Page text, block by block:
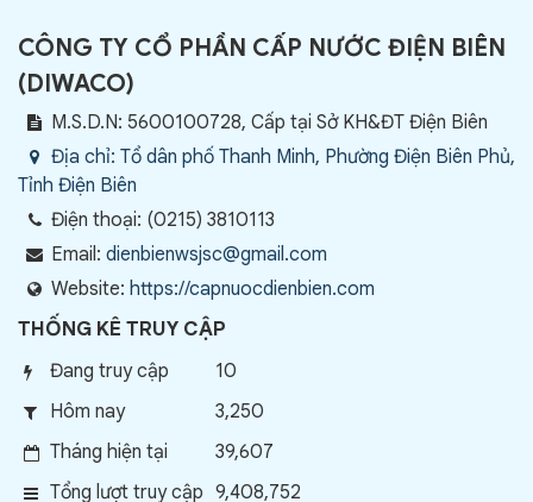
CÔNG TY CỔ PHẦN CẤP NƯỚC ĐIỆN BIÊN
(DIWACO)
M.S.D.N: 5600100728, Cấp tại Sở KH&ĐT Điện Biên
Địa chỉ: Tổ dân phố Thanh Minh, Phường Điện Biên Phủ,
Tỉnh Điện Biên
Điện thoại: (0215) 3810113
Email: dienbienwsjsc@gmail.com
Website: https://capnuocdienbien.com
THỐNG KÊ TRUY CẬP
Đang truy cập
10
Hôm nay
3,250
Tháng hiện tại
39,607
Tổng lượt truy cập 9,408,752